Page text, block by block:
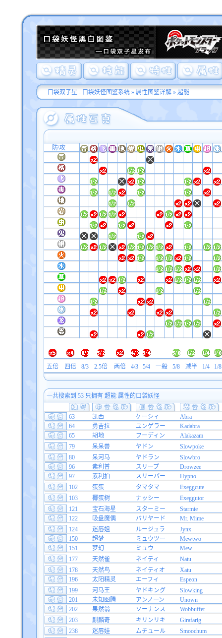
口袋双子星 - 口袋妖怪图鉴系统» 属性图鉴详解» 超能
防\攻
五倍 四倍 8/3 2.5倍 两倍 4/3 5/4 一般 5/8 减半 1/4 1/8
一共搜索到 53 只拥有 超能 属性的口袋妖怪
63 凯西 ケーシィ
Abra
64
勇吉拉 ユンゲラー
Kadabra
65
胡地 フーディン
Alakazam
79
呆呆兽 ヤドン
Slowpoke
80
呆河马 ヤドラン
Slowbro
96
素利普 スリープ
Drowzee
97
素利拍 スリーパー
Hypno
102
蛋蛋 タマタマ
Exeggcute
103
椰蛋树 ナッシー
Exeggutor
121
宝石海星 スターミー
Starmie
122
吸盘魔偶 バリヤード
Mr. Mime
124
迷唇姐 ルージュラ
Jynx
150
超梦 ミュウツー
Mewtwo
151
梦幻 ミュウ
Mew
177
天然雀 ネイティ
Natu
178
天然鸟 ネイティオ
Xatu
196
太阳精灵 エーフィ
Espeon
199
河马王 ヤドキング
Slowking
201
未知图腾 アンノーン
Unown
202
果然翁 ソーナンス
Wobbuffet
203
麒麟奇 キリンリキ
Girafarig
238
迷唇娃 ムチュール
Smoochum